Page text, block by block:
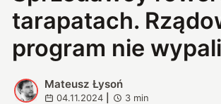
tarapatach.
program nie
M
Mateusz Łysoń
04.11.2024 3 min